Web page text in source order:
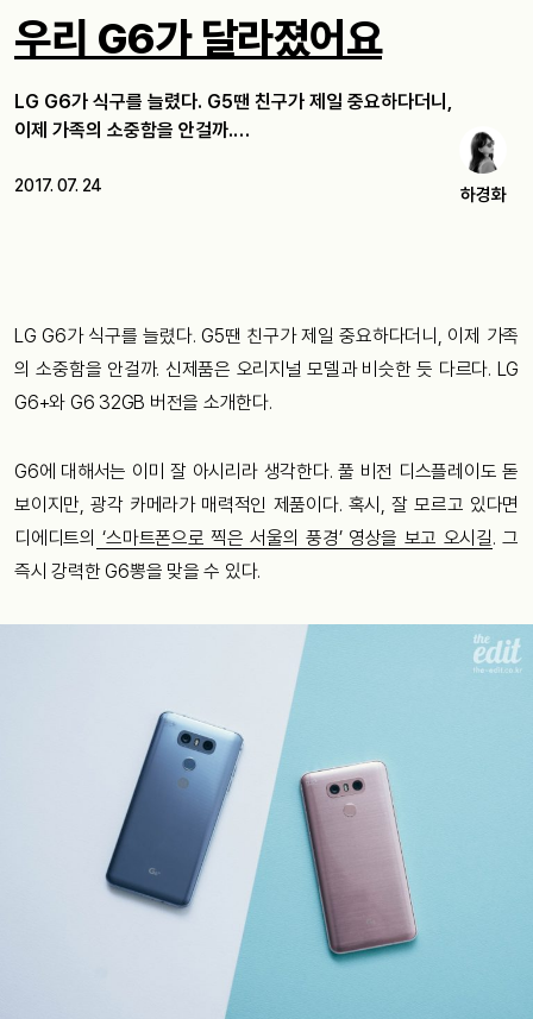
우리 G6가 달라졌어요
LG G6가 식구를 늘렸다. G5땐 친구가 제일 중요하다더니,
이제 가족의 소중함을 안걸까.…
2017. 07. 24 하경화
LG G6가 식구를 늘렸다. G5땐 친구가 제일 중요하다더니, 이제 가족
의 소중함을 안걸까. 신제품은 오리지널 모델과 비슷한 듯 다르다. LG
G6+와 G6 32GB 버전을 소개한다.
G6에 대해서는 이미 잘 아시리라 생각한다. 풀 비전 디스플레이도 돋
보이지만, 광각 카메라가 매력적인 제품이다. 혹시, 잘 모르고 있다면
디에디트의 ‘스마트폰으로 찍은 서울의 풍경’ 영상을 보고 오시길. 그
즉시 강력한 G6뽕을 맞을 수 있다.